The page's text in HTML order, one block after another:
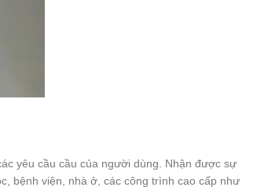
yêu cầu cầu của người dùng. Nhận được sự
bệnh viện, nhà ở, các công trình cao cấp như